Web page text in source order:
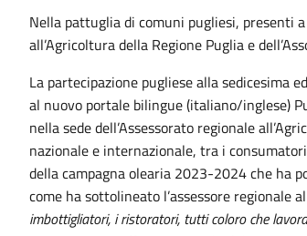
Nella pattuglia di comuni pugliesi, presenti
all’Agricoltura della Regione Puglia e
La partecipazione pugliese alla sedicesima
al nuovo portale bilingue (italiano/inglese)
nella sede dell’Assessorato regionale
nazionale e internazionale, tra i
della campagna olearia 2023-2024 che ha
come ha sottolineato l’assessore regionale
imbottigliatori, i ristoratori, tutti coloro che